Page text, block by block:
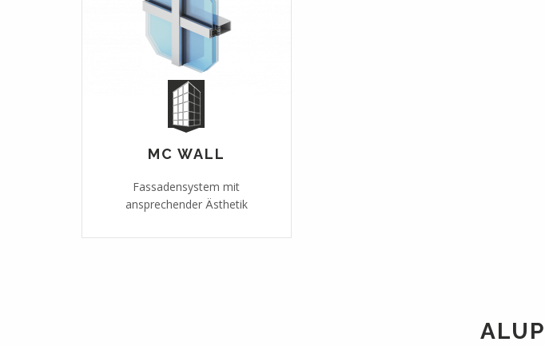
MC WALL
Fassadensystem mit
ansprechender Ästhetik